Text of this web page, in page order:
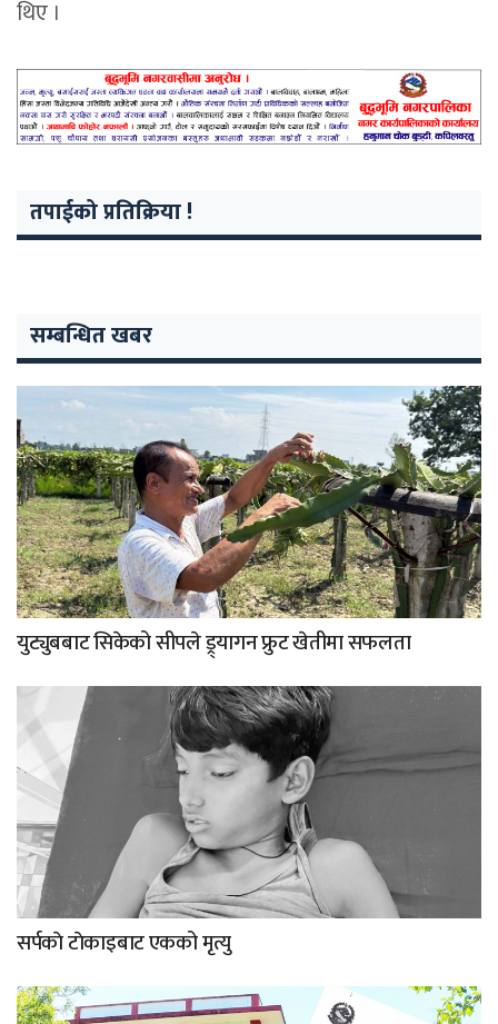
थिए ।
तपाईको प्रतिक्रिया !
सम्बन्धित खबर
युट्युबबाट सिकेको सीपले ड्र्यागन फ्रुट खेतीमा सफलता
सर्पकाे टाेकाइबाट एकको मृत्यु